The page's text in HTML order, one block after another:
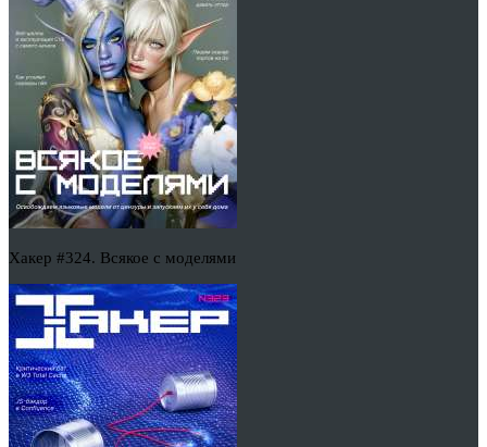
Хакер #324. Всякое с моделями